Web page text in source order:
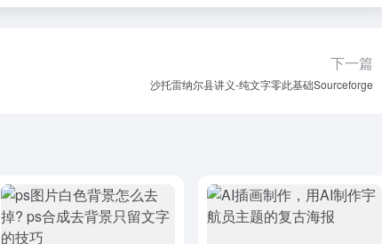
下一篇
沙托雷纳尔县讲义-纯文字零此基础Sourceforge